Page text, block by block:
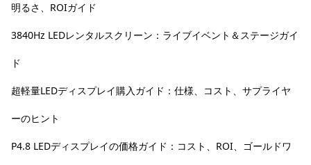
明るさ、ROIガイド
3840Hz LEDレンタルスクリーン：ライブイベント＆ステージガイ
ド
超軽量LEDディスプレイ購入ガイド：仕様、コスト、サプライヤ
ーのヒント
P4.8 LEDディスプレイの価格ガイド：コスト、ROI、ゴールドワ